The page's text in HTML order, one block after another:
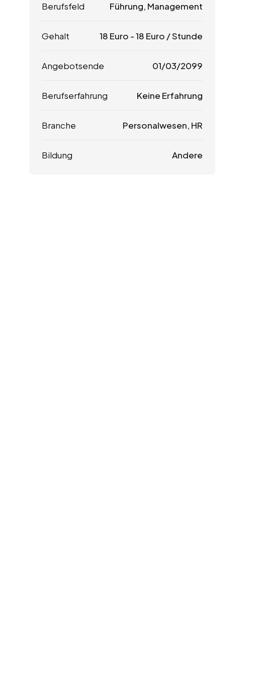
Berufsfeld Führung, Management
Gehalt 18 Euro -18 Euro / Stunde
Angebotsende 01/03/2099
Berufserfahrung Keine Erfahrung
Branche Personalwesen, HR
Bildung Andere